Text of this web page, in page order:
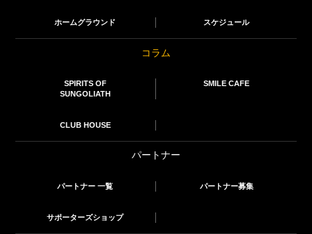
ホームグラウンド スケジュール
コラム
SPIRITS OF
SUNGOLIATH
SMILE CAFE
CLUB HOUSE
パートナー
パートナー 一覧 パートナー募集
サポーターズショップ